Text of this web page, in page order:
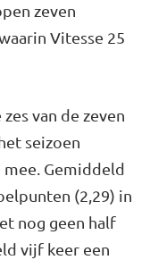
zeven
Vitesse 25
van de zeven
seizoen
mee. Gemiddeld
(2,29) in
nog geen half
vijf keer een